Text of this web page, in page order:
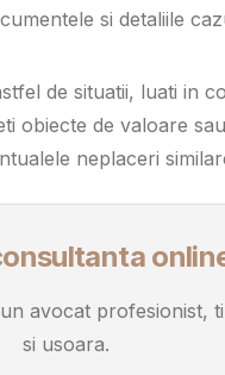
si detaliile
de situatii, luati in
obiecte de valoare
neplaceri
avocat profesionist,
si usoara.